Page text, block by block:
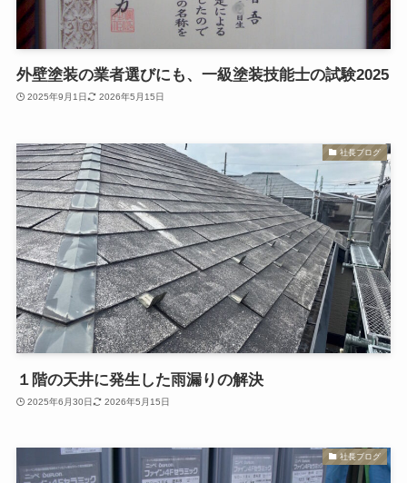
外壁塗装の業者選びにも、一級塗装技能士の試験2025
2025年9月1日 2026年5月15日
社長ブログ
１階の天井に発生した雨漏りの解決
2025年6月30日 2026年5月15日
社長ブログ